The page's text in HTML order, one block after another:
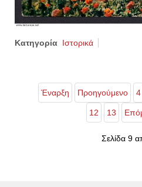
Κατηγορία Ιστορικά
Έναρξη Προηγούμενο 4
12 13
Σελίδα 9